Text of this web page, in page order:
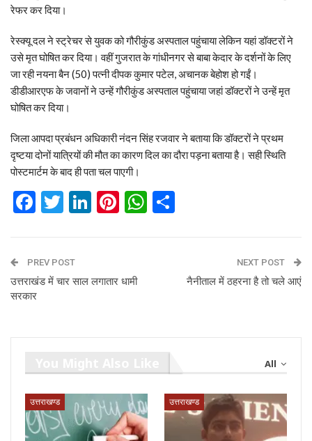
रेफर कर दिया।
रेस्क्यू दल ने स्ट्रेचर से युवक को गौरीकुंड अस्पताल पहुंचाया लेकिन यहां डॉक्टरों ने
उसे मृत घोषित कर दिया। वहीं गुजरात के गांधीनगर से बाबा केदार के दर्शनों के लिए
जा रही नयना बैन (50) पत्नी दीपक कुमार पटेल, अचानक बेहोश हो गईं।
डीडीआरएफ के जवानों ने उन्हें गौरीकुंड अस्पताल पहुंचाया जहां डॉक्टरों ने उन्हें मृत
घोषित कर दिया।
जिला आपदा प्रबंधन अधिकारी नंदन सिंह रजवार ने बताया कि डॉक्टरों ने प्रथम
दृष्टया दोनों यात्रियों की मौत का कारण दिल का दौरा पड़ना बताया है। सही स्थिति
पोस्टमार्टम के बाद ही पता चल पाएगी।
Facebook
Twitter
LinkedIn
Pinterest
WhatsApp
PREV POST
उत्तराखंड में चार साल लगातार धामी
सरकार
NEXT POST
नैनीताल में ठहरना है तो चले आएं
All
उत्तराखण्ड उत्तराखण्ड